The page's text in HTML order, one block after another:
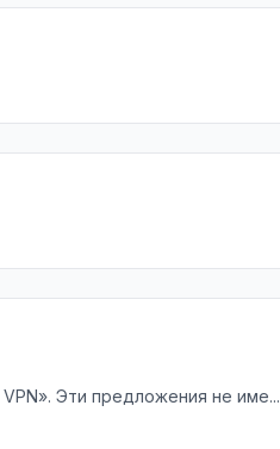
Эти предложения не име...